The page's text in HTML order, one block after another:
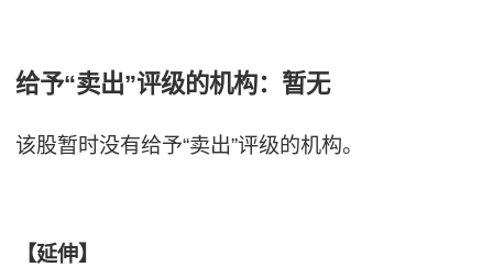
给予“卖出”评级的机构：暂无
该股暂时没有给予“卖出”评级的机构。
【延伸】